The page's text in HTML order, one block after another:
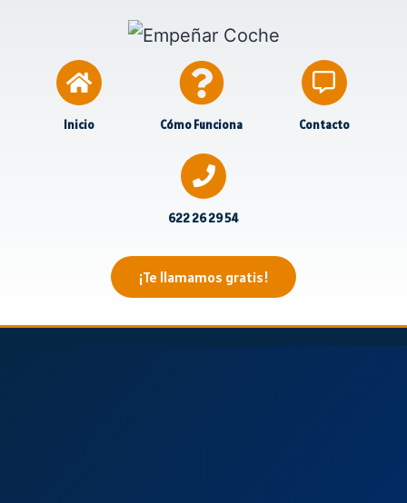
Inicio Cómo Funciona Contacto
622 26 29 54
¡Te llamamos gratis!